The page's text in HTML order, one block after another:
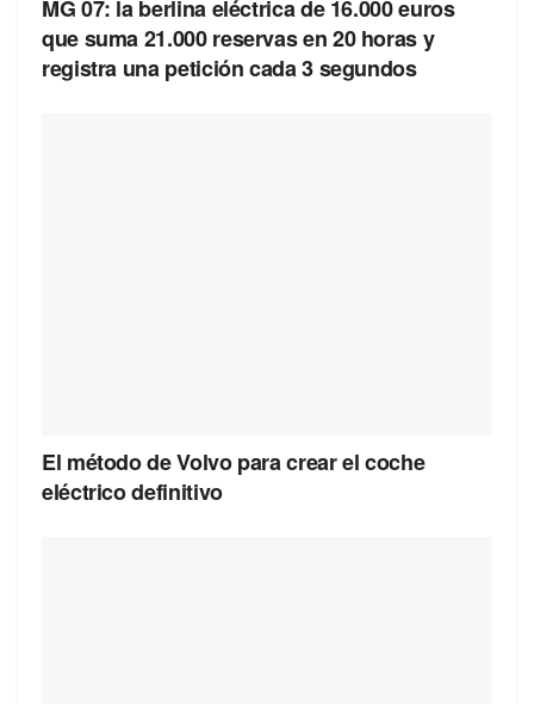
MG 07: la berlina eléctrica de 16.000 euros
que suma 21.000 reservas en 20 horas y
registra una petición cada 3 segundos
El método de Volvo para crear el coche
eléctrico definitivo